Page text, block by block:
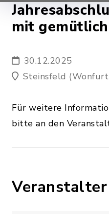
mit
30.12.2025
Steinsfeld
Für weitere
bitte an den
Veranstalter